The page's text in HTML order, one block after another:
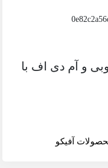
و آم دی اف با
آفیکو